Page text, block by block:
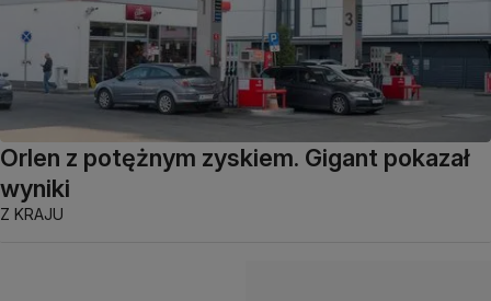
Orlen z potężnym zyskiem. Gigant pokazał
wyniki
Z KRAJU